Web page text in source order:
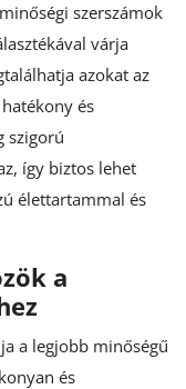
szerszámok
várja
azokat az
és
szigorú
így biztos lehet
élettartammal és
a
a legjobb minőségű
és